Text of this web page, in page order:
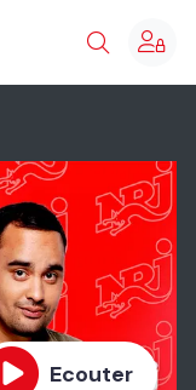
Ecouter